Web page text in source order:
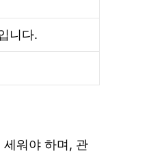
니다.
워야 하며, 관